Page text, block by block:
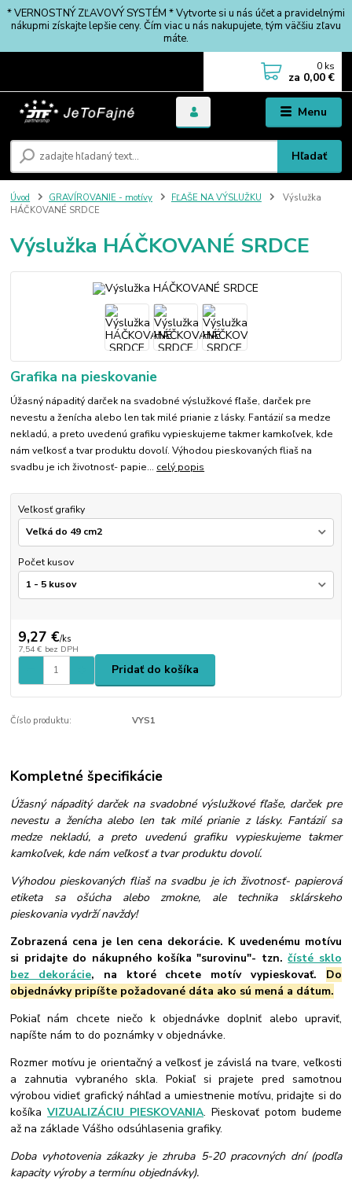
* VERNOSTNÝ ZĽAVOVÝ SYSTÉM * Vytvorte si u nás účet a pravidelnými
nákupmi získajte lepšie ceny. Čím viac u nás nakupujete, tým väčšiu zľavu
máte.
Menu
Hľadať
0 ks
za 0,00 €
Úvod GRAVÍROVANIE - motívy FĽAŠE NA VÝSLUŽKU
Výslužka
HÁČKOVANÉ SRDCE
Výslužka HÁČKOVANÉ SRDCE
Grafika na pieskovanie
Úžasný nápaditý darček na svadobné výslužkové fľaše, darček pre
nevestu a ženícha alebo len tak milé prianie z lásky. Fantázií sa medze
nekladú, a preto uvedenú grafiku vypieskujeme takmer kamkoľvek, kde
nám veľkosť a tvar produktu dovolí. Výhodou pieskovaných fliaš na
svadbu je ich životnosť- papie... celý popis
Veľkosť grafiky
Počet kusov
9,27 €/ks
7,54 € bez DPH
Pridať do košíka
Číslo produktu: VYS1
Kompletné špecifikácie
Úžasný nápaditý darček na svadobné výslužkové fľaše, darček pre
nevestu a ženícha alebo len tak milé prianie z lásky. Fantázií sa
medze nekladú, a preto uvedenú grafiku vypieskujeme takmer
kamkoľvek, kde nám veľkosť a tvar produktu dovolí.
Výhodou pieskovaných fliaš na svadbu je ich životnosť- papierová
etiketa sa ošúcha alebo zmokne, ale technika sklárskeho
pieskovania vydrží navždy!
Zobrazená cena je len cena dekorácie. K uvedenému motívu
si pridajte do nákupného košíka "surovinu"- tzn.čísté sklo
bez dekorácie, na ktoré chcete motív vypieskovať. Do
objednávky pripíšte požadované dáta ako sú mená a dátum.
Pokiaľ nám chcete niečo k objednávke doplniť alebo upraviť,
napíšte nám to do poznámky v objednávke.
Rozmer motívu je orientačný a veľkosť je závislá na tvare, veľkosti
a zahnutia vybraného skla. Pokiaľ si prajete pred samotnou
výrobou vidieť grafický náhľad a umiestnenie motívu, pridajte si do
košíkaVIZUALIZÁCIU PIESKOVANIA. Pieskovať potom budeme
až na základe Vášho odsúhlasenia grafiky.
Doba vyhotovenia zákazky je zhruba 5-20 pracovných dní (podľa
kapacity výroby a termínu objednávky).